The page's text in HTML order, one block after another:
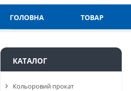
ГОЛОВНА ТОВАР
КАТАЛОГ
Кольоровий прокат